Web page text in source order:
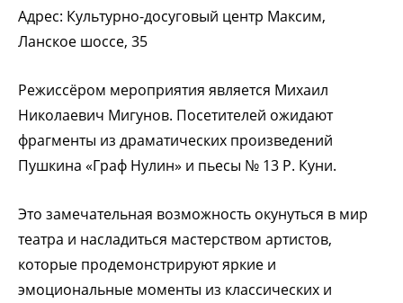
Адрес: Культурно-досуговый центр Максим,
Ланское шоссе, 35
Режиссёром мероприятия является Михаил
Николаевич Мигунов. Посетителей ожидают
фрагменты из драматических произведений
Пушкина «Граф Нулин» и пьесы № 13 Р. Куни.
Это замечательная возможность окунуться в мир
театра и насладиться мастерством артистов,
которые продемонстрируют яркие и
эмоциональные моменты из классических и